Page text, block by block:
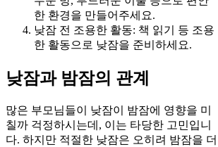
한 환경을 만들어주세요.
낮잠 전 조용한 활동: 책 읽기 등 조용
한 활동으로 낮잠을 준비하세요.
낮잠과 밤잠의 관계
많은 부모님들이 낮잠이 밤잠에 영향을 미
칠까 걱정하시는데, 이는 타당한 고민입니
다. 하지만 적절한 낮잠은 오히려 밤잠을 더